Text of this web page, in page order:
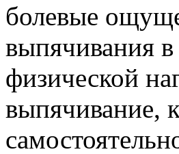
болевые
выпячивания в
физической
выпячивание,